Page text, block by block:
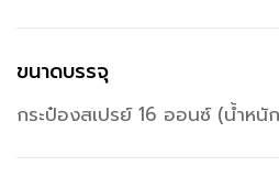
ขนาดบรรจุ
กระป๋องสเปรย์ 16 ออนซ์ (น้ำห